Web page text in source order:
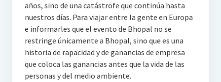
años, sino de una catástrofe que continúa hasta
nuestros días. Para viajar entre la gente en Europa
e informarles que el evento de Bhopal no se
restringe únicamente a Bhopal, sino que es una
historia de rapacidad y de ganancias de empresa
que coloca las ganancias antes que la vida de las
personas y del medio ambiente.